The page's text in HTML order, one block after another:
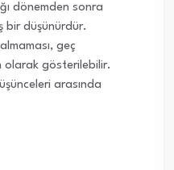
dönemden sonra
bir düşünürdür.
geç
olarak gösterilebilir.
arasında